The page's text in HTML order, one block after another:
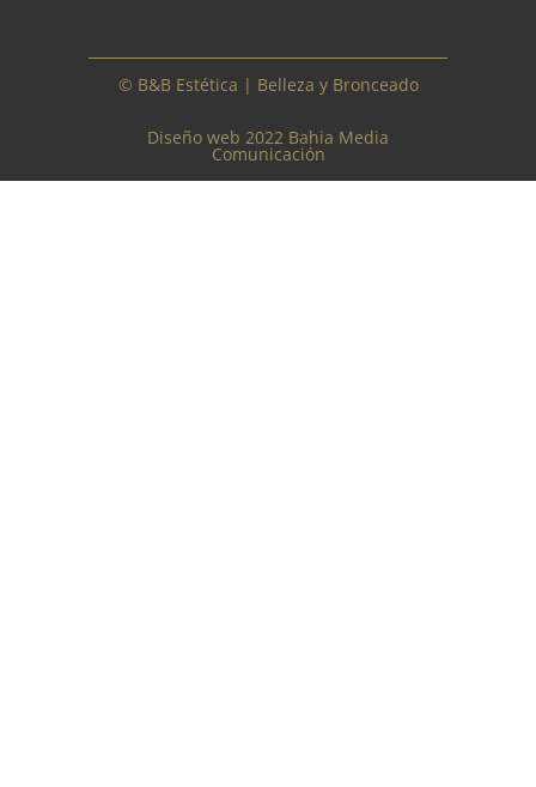
© B&B Estética | Belleza y Bronceado
Diseño web 2022 Bahia Media
Comunicación